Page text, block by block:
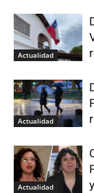
Actualidad
Actualidad
Actualidad